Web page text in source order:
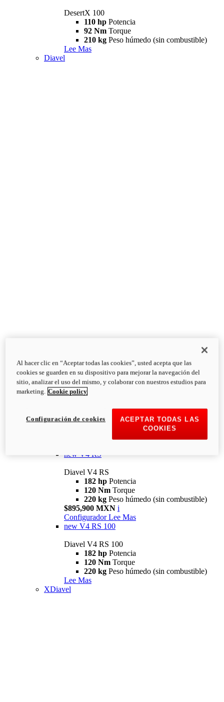
DesertX 100
110 hp Potencia
92 Nm Torque
210 kg Peso húmedo (sin combustible)
Lee Mas
Diavel
Diavel
V4
Diavel V4
126 NmTorque
223 kg
PESO HÚMEDO SIN
new V4 RS
Diavel V4 RS
182 hp Potencia
120 Nm Torque
220 kg Peso húmedo (sin combustible)
$895,900 MXN i
Configurador Lee Mas
new V4 RS 100
Diavel V4 RS 100
182 hp Potencia
120 Nm Torque
220 kg Peso húmedo (sin combustible)
Lee Mas
XDiavel
Al hacer clic en “Aceptar todas las cookies”, usted acepta que las
cookies se guarden en su dispositivo para mejorar la navegación del
sitio, analizar el uso del mismo, y colaborar con nuestros estudios para
marketing. Cookie policy
ACEPTAR TODAS LAS
COOKIES
Configuración de cookies